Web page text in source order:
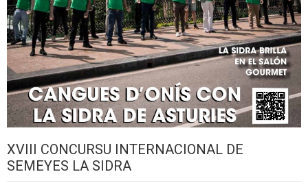
XVIII CONCURSU INTERNACIONAL DE
SEMEYES LA SIDRA